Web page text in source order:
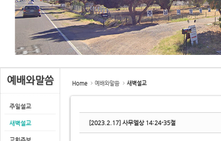
예배와말씀
주일설교
새벽설교
Home 예배와말씀 새벽설교
[2023.2.17] 사무엘상 14:24-35절